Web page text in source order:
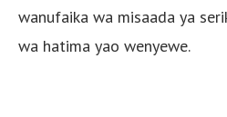
wanufaika wa misaada ya
wa hatima yao wenyewe.